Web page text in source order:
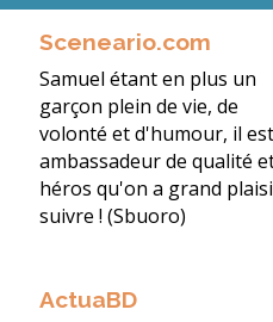
Sceneario.com
Samuel étant en plus un
garçon plein de vie, de
volonté et d'humour, il
ambassadeur de qualité
héros qu'on a grand
suivre ! (Sbuoro)
ActuaBD